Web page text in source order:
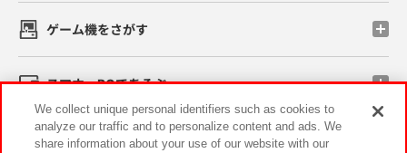
ゲーム機をさがす
スマホ・PCであそぶ
イベント・キャンペーン
We collect unique personal identifiers such as cookies to
analyze our traffic and to personalize content and ads. We
share information about your use of our website with our